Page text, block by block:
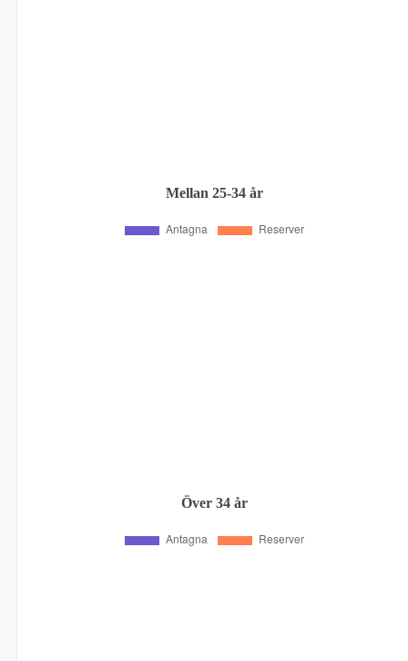
Mellan 25-34 år
Över 34 år